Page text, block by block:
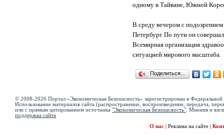
одному в Тайване, Южной
В среду вечером с
Петербург. По пути он
Всемирная организация
ситуацией мирового масштаба.
Поделиться…
© 2008-2026 Портал «Экономическая Безопасность» зарегистрирован в
Использование материалов сайта (распространение, воспроизведение, передача,
или с прямым цитированием источника "Экономическая Безопасность" . Мнения и
поддержка сайта
О нас
Реклама на сайте